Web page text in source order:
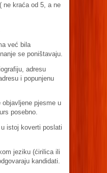
ne kraća od 5, a ne
već bila
se poništavaju.
adresu
i popunjenu
pjesme u
posebno.
istoj koverti poslati
jeziku (ćirilica ili
kandidati.